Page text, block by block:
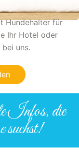
Hundehalter für
Ihr Hotel oder
uns.
Infos, die
suchst!